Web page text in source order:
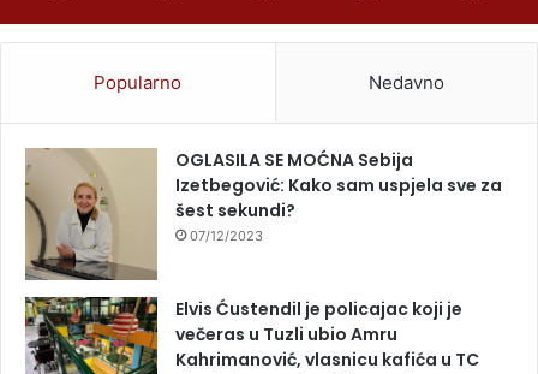
Popularno Nedavno
OGLASILA SE MOĆNA Sebija
Izetbegović: Kako sam uspjela sve za
šest sekundi?
07/12/2023
Elvis Ćustendil je policajac koji je
večeras u Tuzli ubio Amru
Kahrimanović, vlasnicu kafića u TC